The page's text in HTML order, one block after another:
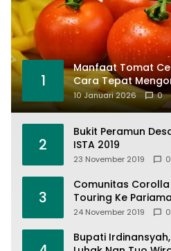
1
Manfaat Tomat
Cara Tepat
10 Januari 2026 0
2
Bukit Peramun
ISTA 2019
23 November 2019 0
3
Comunitas
Touring Ke
24 November 2019 0
Bupati